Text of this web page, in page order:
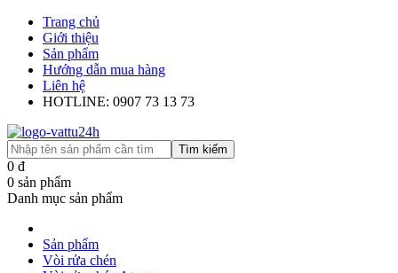
Trang chủ
Giới thiệu
Sản phẩm
Hướng dẫn mua hàng
Liên hệ
HOTLINE: 0907 73 13 73
Tìm kiếm
0 đ
0 sản phẩm
Danh mục sản phẩm
Sản phẩm
Vòi rửa chén